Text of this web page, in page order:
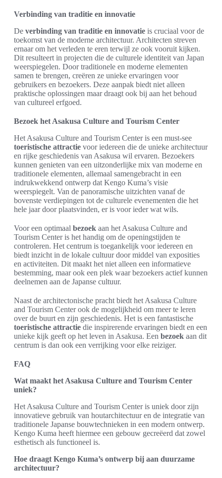
Verbinding van traditie en innovatie
De verbinding van traditie en innovatie is cruciaal voor de
toekomst van de moderne architectuur. Architecten streven
ernaar om het verleden te eren terwijl ze ook vooruit kijken.
Dit resulteert in projecten die de culturele identiteit van Japan
weerspiegelen. Door traditionele en moderne elementen
samen te brengen, creëren ze unieke ervaringen voor
gebruikers en bezoekers. Deze aanpak biedt niet alleen
praktische oplossingen maar draagt ook bij aan het behoud
van cultureel erfgoed.
Bezoek het Asakusa Culture and Tourism Center
Het Asakusa Culture and Tourism Center is een must-see
toeristische attractie voor iedereen die de unieke architectuur
en rijke geschiedenis van Asakusa wil ervaren. Bezoekers
kunnen genieten van een uitzonderlijke mix van moderne en
traditionele elementen, allemaal samengebracht in een
indrukwekkend ontwerp dat Kengo Kuma’s visie
weerspiegelt. Van de panoramische uitzichten vanaf de
bovenste verdiepingen tot de culturele evenementen die het
hele jaar door plaatsvinden, er is voor ieder wat wils.
Voor een optimaal bezoek aan het Asakusa Culture and
Tourism Center is het handig om de openingstijden te
controleren. Het centrum is toegankelijk voor iedereen en
biedt inzicht in de lokale cultuur door middel van exposities
en activiteiten. Dit maakt het niet alleen een informatieve
bestemming, maar ook een plek waar bezoekers actief kunnen
deelnemen aan de Japanse cultuur.
Naast de architectonische pracht biedt het Asakusa Culture
and Tourism Center ook de mogelijkheid om meer te leren
over de buurt en zijn geschiedenis. Het is een fantastische
toeristische attractie die inspirerende ervaringen biedt en een
unieke kijk geeft op het leven in Asakusa. Een bezoek aan dit
centrum is dan ook een verrijking voor elke reiziger.
FAQ
Wat maakt het Asakusa Culture and Tourism Center
uniek?
Het Asakusa Culture and Tourism Center is uniek door zijn
innovatieve gebruik van houtarchitectuur en de integratie van
traditionele Japanse bouwtechnieken in een modern ontwerp.
Kengo Kuma heeft hiermee een gebouw gecreëerd dat zowel
esthetisch als functioneel is.
Hoe draagt Kengo Kuma’s ontwerp bij aan duurzame
architectuur?